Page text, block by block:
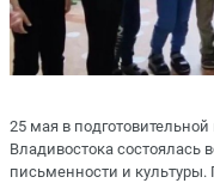
25 мая в подготовительной
Владивостока состоялась
письменности и культуры.